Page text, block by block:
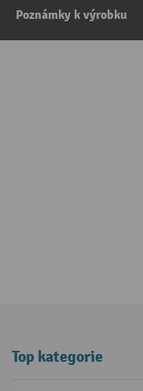
Poznámky k výrobku
Top kategorie